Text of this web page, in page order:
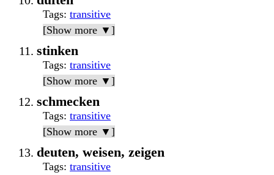
Tags: transitive
[Show more ▼]
stinken
Tags: transitive
[Show more ▼]
schmecken
Tags: transitive
[Show more ▼]
deuten, weisen, zeigen
Tags: transitive